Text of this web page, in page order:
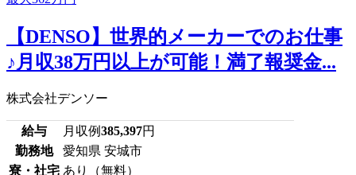
【DENSO】世界的メーカーでのお仕事
♪月収38万円以上が可能！満了報奨金...
株式会社デンソー
給与 月収例385,397円
勤務地
愛知県 安城市
寮・社宅 あり（無料）